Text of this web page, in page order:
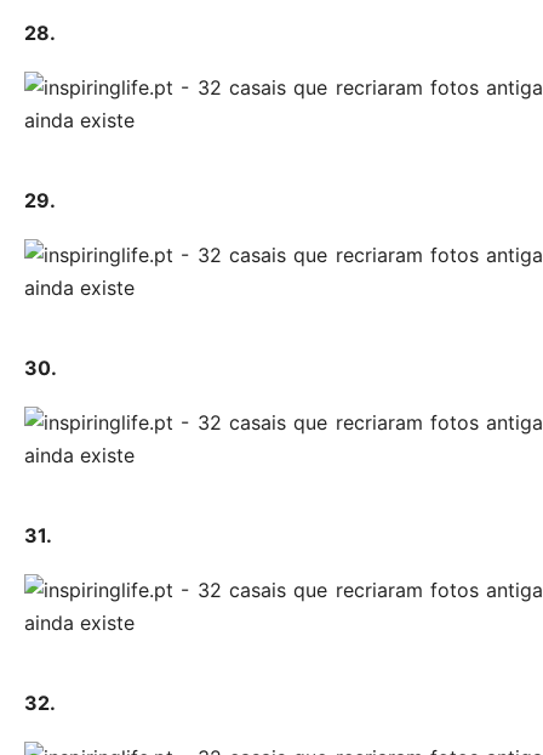
28.
29.
30.
31.
32.